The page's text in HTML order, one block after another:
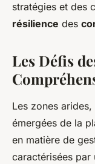
stratégies et des
résilience des
Les Défis
Les zones
émergées de la
en matière de
caractérisées par